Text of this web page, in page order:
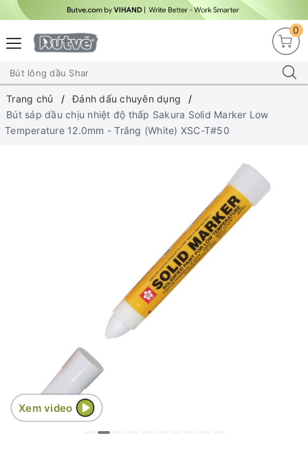
0
Trang chủ
Đánh dấu chuyên dụng
Bút sáp dầu chịu nhiệt độ thấp Sakura Solid Marker Low
Temperature 12.0mm - Trắng (White) XSC-T#50
Xem video